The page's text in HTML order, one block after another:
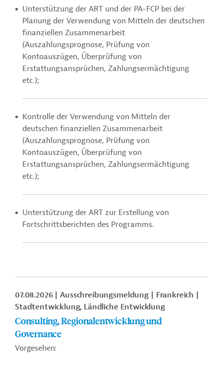
Unterstützung der ART und der PA-FCP bei der
Planung der Verwendung von Mitteln der deutschen
finanziellen Zusammenarbeit
(Auszahlungsprognose, Prüfung von
Kontoauszügen, Überprüfung von
Erstattungsansprüchen, Zahlungsermächtigung
etc.);
Kontrolle der Verwendung von Mitteln der
deutschen finanziellen Zusammenarbeit
(Auszahlungsprognose, Prüfung von
Kontoauszügen, Überprüfung von
Erstattungsansprüchen, Zahlungsermächtigung
etc.);
Unterstützung der ART zur Erstellung von
Fortschrittsberichten des Programms.
07.08.2026 Ausschreibungsmeldung
Frankreich
Stadtentwicklung, Ländliche Entwicklung
Consulting, Regionalentwicklung und
Governance
Vorgesehen: